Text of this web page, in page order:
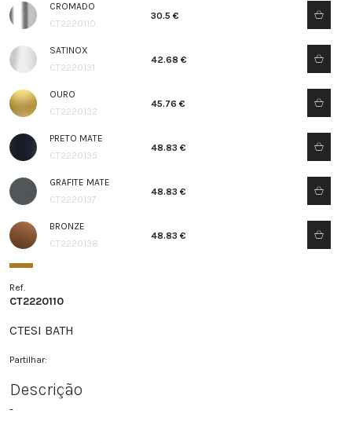
CROMADO
CT2220110
30.5 €
SATINOX
CT2220131
42.68 €
OURO
CT2220132
45.76 €
PRETO MATE
CT2220135
48.83 €
GRAFITE MATE
CT2220137
48.83 €
BRONZE
CT2220138
48.83 €
Ref.
CT2220110
CTESI BATH
Partilhar:
Descrição
-